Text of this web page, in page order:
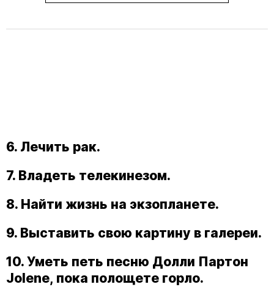
6. Лечить рак.
7. Владеть телекинезом.
8. Найти жизнь на экзопланете.
9. Выставить свою картину в галереи.
10. Уметь петь песню Долли Партон
Jolene, пока полощете горло.